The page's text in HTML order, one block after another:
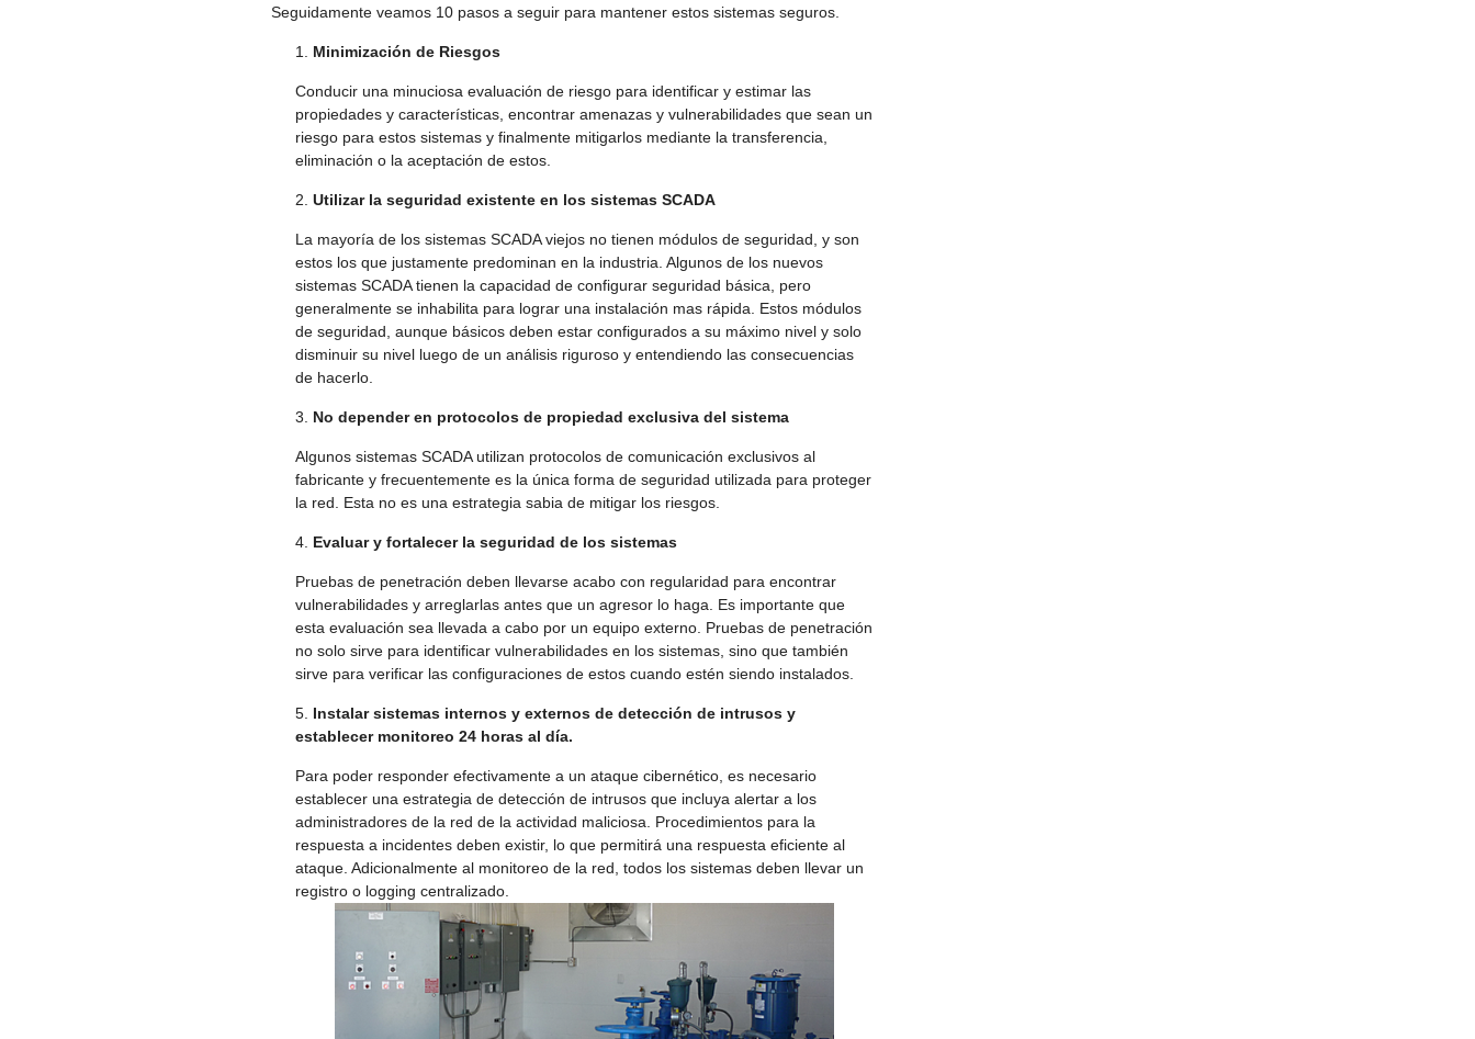
Seguidamente veamos 10 pasos a seguir para mantener estos sistemas seguros.
Minimización de Riesgos
Conducir una minuciosa evaluación de riesgo para identificar y estimar las
propiedades y características, encontrar amenazas y vulnerabilidades que sean un
riesgo para estos sistemas y finalmente mitigarlos mediante la transferencia,
eliminación o la aceptación de estos.
Utilizar la seguridad existente en los sistemas SCADA
La mayoría de los sistemas SCADA viejos no tienen módulos de seguridad, y son
estos los que justamente predominan en la industria. Algunos de los nuevos
sistemas SCADA tienen la capacidad de configurar seguridad básica, pero
generalmente se inhabilita para lograr una instalación mas rápida. Estos módulos
de seguridad, aunque básicos deben estar configurados a su máximo nivel y solo
disminuir su nivel luego de un análisis riguroso y entendiendo las consecuencias
de hacerlo.
No depender en protocolos de propiedad exclusiva del sistema
Algunos sistemas SCADA utilizan protocolos de comunicación exclusivos al
fabricante y frecuentemente es la única forma de seguridad utilizada para proteger
la red. Esta no es una estrategia sabia de mitigar los riesgos.
Evaluar y fortalecer la seguridad de los sistemas
Pruebas de penetración deben llevarse acabo con regularidad para encontrar
vulnerabilidades y arreglarlas antes que un agresor lo haga. Es importante que
esta evaluación sea llevada a cabo por un equipo externo. Pruebas de penetración
no solo sirve para identificar vulnerabilidades en los sistemas, sino que también
sirve para verificar las configuraciones de estos cuando estén siendo instalados.
Instalar sistemas internos y externos de detección de intrusos y
establecer monitoreo 24 horas al día.
Para poder responder efectivamente a un ataque cibernético, es necesario
establecer una estrategia de detección de intrusos que incluya alertar a los
administradores de la red de la actividad maliciosa. Procedimientos para la
respuesta a incidentes deben existir, lo que permitirá una respuesta eficiente al
ataque. Adicionalmente al monitoreo de la red, todos los sistemas deben llevar un
registro o logging centralizado.